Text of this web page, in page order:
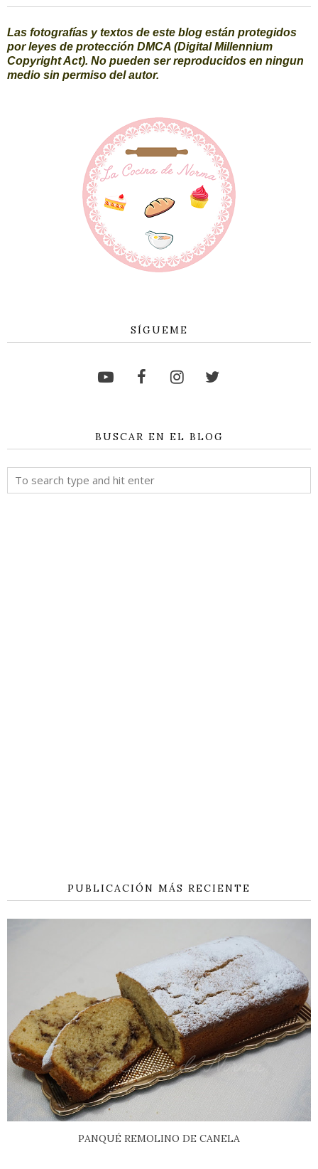
Las fotografías y textos de este blog están protegidos
por leyes de protección DMCA (Digital Millennium
Copyright Act). No pueden ser reproducidos en ningun
medio sin permiso del autor.
SÍGUEME
BUSCAR EN EL BLOG
PUBLICACIÓN MÁS RECIENTE
PANQUÉ REMOLINO DE CANELA